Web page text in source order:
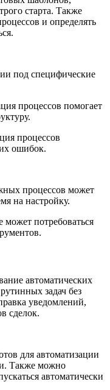
старта. Также
и определять
под специфические
процессов помогает
процессов
ошибок.
процессов может
на настройку.
потребоваться
автоматических
задач без
уведомлений,
сделок.
для автоматизации
Также можно
автоматически